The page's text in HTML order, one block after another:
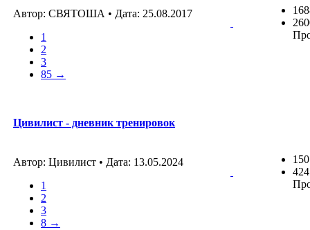
Автор: СВЯТОША • Дата: 25.08.2017
1
2
3
85 →
Цивилист - дневник тренировок
Автор: Цивилист • Дата: 13.05.2024
1
2
3
8 →